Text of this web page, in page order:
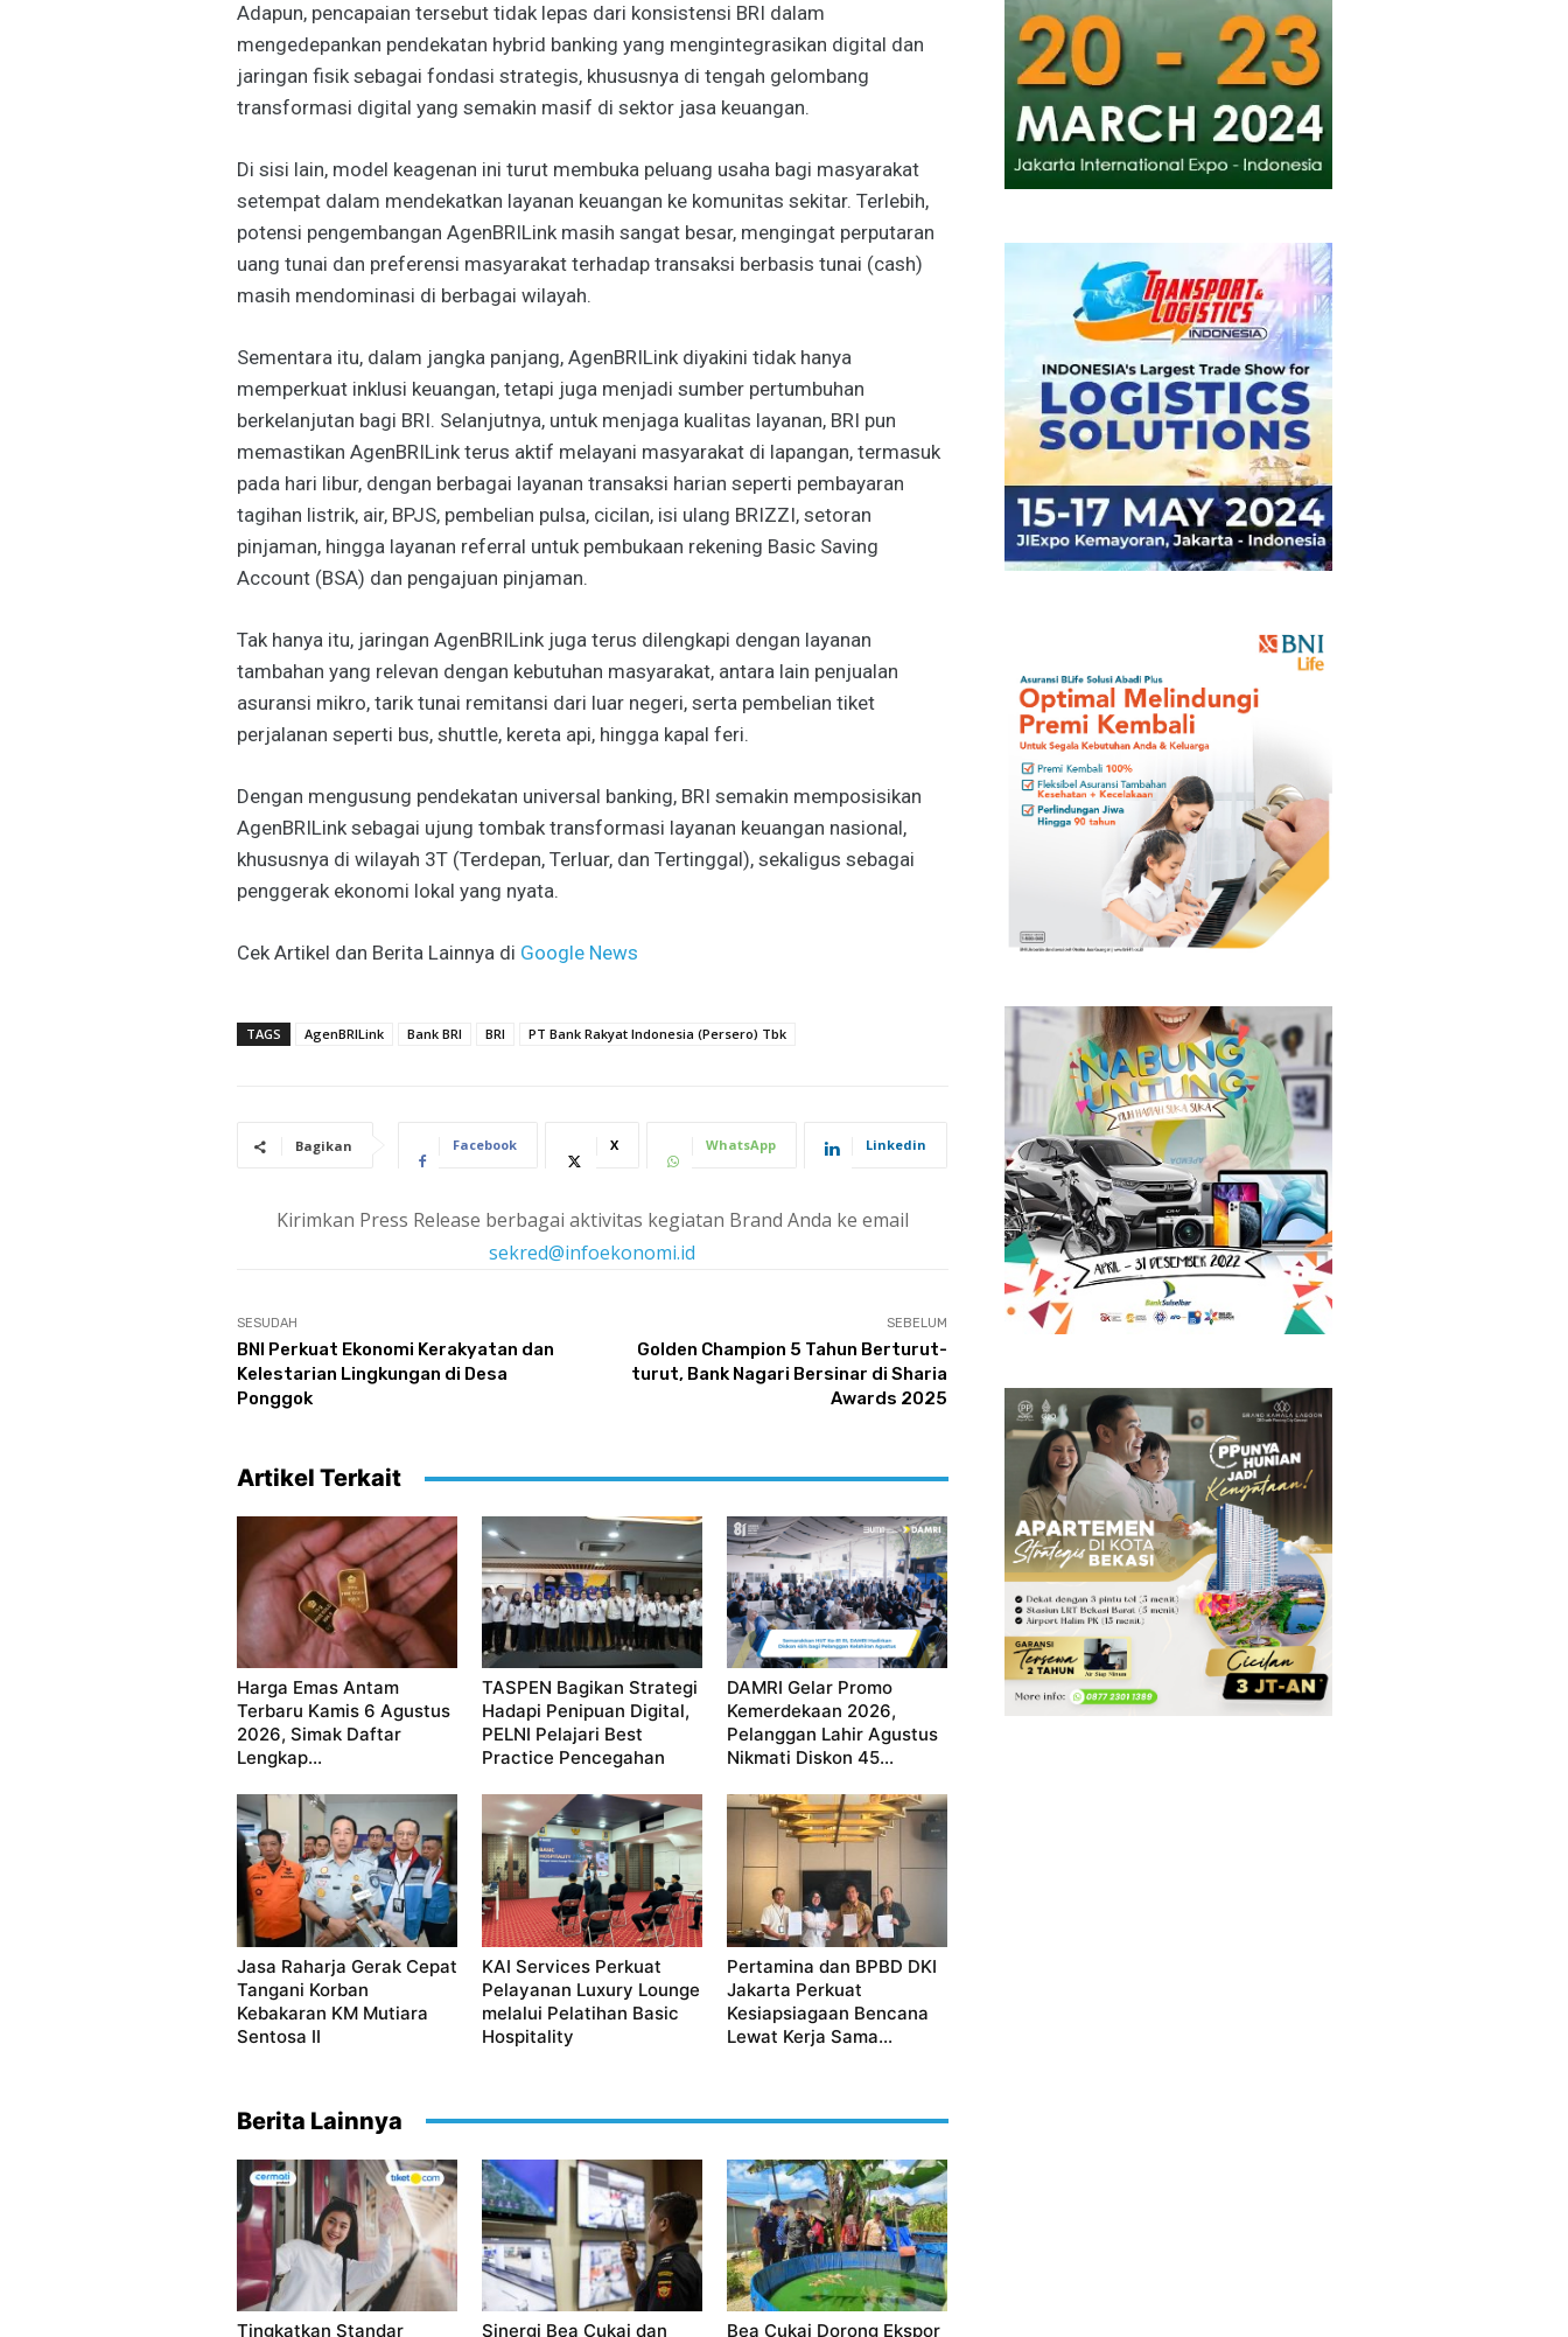
Adapun, pencapaian tersebut tidak lepas dari konsistensi BRI dalam
mengedepankan pendekatan hybrid banking yang mengintegrasikan digital dan
jaringan fisik sebagai fondasi strategis, khususnya di tengah gelombang
transformasi digital yang semakin masif di sektor jasa keuangan.
Di sisi lain, model keagenan ini turut membuka peluang usaha bagi masyarakat
setempat dalam mendekatkan layanan keuangan ke komunitas sekitar. Terlebih,
potensi pengembangan AgenBRILink masih sangat besar, mengingat perputaran
uang tunai dan preferensi masyarakat terhadap transaksi berbasis tunai (cash)
masih mendominasi di berbagai wilayah.
Sementara itu, dalam jangka panjang, AgenBRILink diyakini tidak hanya
memperkuat inklusi keuangan, tetapi juga menjadi sumber pertumbuhan
berkelanjutan bagi BRI. Selanjutnya, untuk menjaga kualitas layanan, BRI pun
memastikan AgenBRILink terus aktif melayani masyarakat di lapangan, termasuk
pada hari libur, dengan berbagai layanan transaksi harian seperti pembayaran
tagihan listrik, air, BPJS, pembelian pulsa, cicilan, isi ulang BRIZZI, setoran
pinjaman, hingga layanan referral untuk pembukaan rekening Basic Saving
Account (BSA) dan pengajuan pinjaman.
Tak hanya itu, jaringan AgenBRILink juga terus dilengkapi dengan layanan
tambahan yang relevan dengan kebutuhan masyarakat, antara lain penjualan
asuransi mikro, tarik tunai remitansi dari luar negeri, serta pembelian tiket
perjalanan seperti bus, shuttle, kereta api, hingga kapal feri.
Dengan mengusung pendekatan universal banking, BRI semakin memposisikan
AgenBRILink sebagai ujung tombak transformasi layanan keuangan nasional,
khususnya di wilayah 3T (Terdepan, Terluar, dan Tertinggal), sekaligus sebagai
penggerak ekonomi lokal yang nyata.
Cek Artikel dan Berita Lainnya di Google News
TAGS AgenBRILink Bank BRI BRI PT Bank Rakyat Indonesia (Persero) Tbk
Bagikan Facebook X WhatsApp Linkedin
Kirimkan Press Release berbagai aktivitas kegiatan Brand Anda ke email
sekred@infoekonomi.id
SESUDAH
BNI Perkuat Ekonomi Kerakyatan dan
Kelestarian Lingkungan di Desa
Ponggok
SEBELUM
Golden Champion 5 Tahun Berturut-
turut, Bank Nagari Bersinar di Sharia
Awards 2025
Artikel Terkait
Harga Emas Antam
Terbaru Kamis 6 Agustus
2026, Simak Daftar
Lengkap...
TASPEN Bagikan Strategi
Hadapi Penipuan Digital,
PELNI Pelajari Best
Practice Pencegahan
DAMRI Gelar Promo
Kemerdekaan 2026,
Pelanggan Lahir Agustus
Nikmati Diskon 45...
Jasa Raharja Gerak Cepat
Tangani Korban
Kebakaran KM Mutiara
Sentosa II
KAI Services Perkuat
Pelayanan Luxury Lounge
melalui Pelatihan Basic
Hospitality
Pertamina dan BPBD DKI
Jakarta Perkuat
Kesiapsiagaan Bencana
Lewat Kerja Sama...
Berita Lainnya
Tingkatkan Standar Sinergi Bea Cukai dan Bea Cukai Dorong Ekspor